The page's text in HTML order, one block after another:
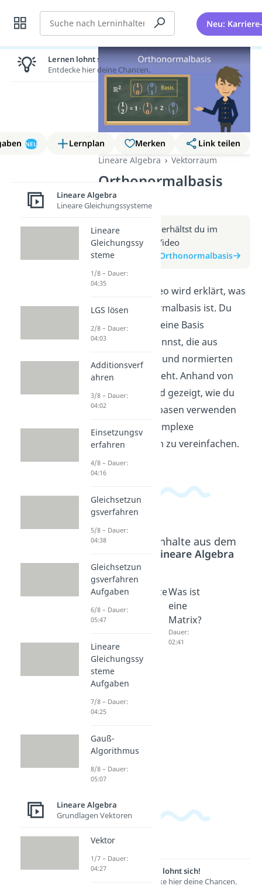
Suche Neu:
NEU Lernplan Merken
Link teilen
Lineare Algebra
Vektorraum
Orthonormalbasis
(Video)
Weitere Infos erhältst du im
Beitrag zum Video
zum Beitrag: Orthonormalbasis
In diesem Video wird erklärt, was
eine Orthonormalbasis ist. Du
lernst, wie du eine Basis
bestimmen kannst, die aus
orthogonalen und normierten
Vektoren besteht. Anhand von
Beispielen wird gezeigt, wie du
Orthonormalbasen verwenden
kannst, um komplexe
Berechnungen zu vereinfachen.
Beliebte Inhalte aus dem
Lineare Algebra
Gram
Schmid
t
en
Dauer:
03:56
MatrizeWas ist
eine
Matrix?
Dauer:
02:41
Lernen lohnt sich!
Entdecke hier deine Chancen.
Lernen lohnt sich!
Entdecke hier deine Chancen.
Lineare Algebra
Lineare Gleichungssysteme
Lineare
Gleichungssy
steme
1/8 – Dauer:
04:35
LGS lösen
2/8 – Dauer:
04:03
Additionsverf
ahren
3/8 – Dauer:
04:02
Einsetzungsv
erfahren
4/8 – Dauer:
04:16
Gleichsetzun
gsverfahren
5/8 – Dauer:
04:38
Gleichsetzun
gsverfahren
Aufgaben
6/8 – Dauer:
05:47
Lineare
Gleichungssy
steme
Aufgaben
7/8 – Dauer:
04:25
Gauß-
Algorithmus
8/8 – Dauer:
05:07
Lineare Algebra
Grundlagen Vektoren
Vektor
1/7 – Dauer:
04:27